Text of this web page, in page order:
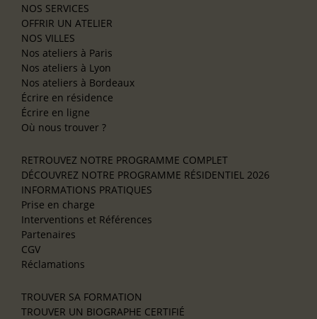
NOS SERVICES
OFFRIR UN ATELIER
NOS VILLES
Nos ateliers à Paris
Nos ateliers à Lyon
Nos ateliers à Bordeaux
Écrire en résidence
Écrire en ligne
Où nous trouver ?
RETROUVEZ NOTRE PROGRAMME COMPLET
DÉCOUVREZ NOTRE PROGRAMME RÉSIDENTIEL 2026
INFORMATIONS PRATIQUES
Prise en charge
Interventions et Références
Partenaires
CGV
Réclamations
TROUVER SA FORMATION
TROUVER UN BIOGRAPHE CERTIFIÉ